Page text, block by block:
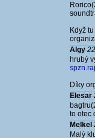
Když
Algy
hrubý
Díky
Elesar
to otec
Melkel
Malý